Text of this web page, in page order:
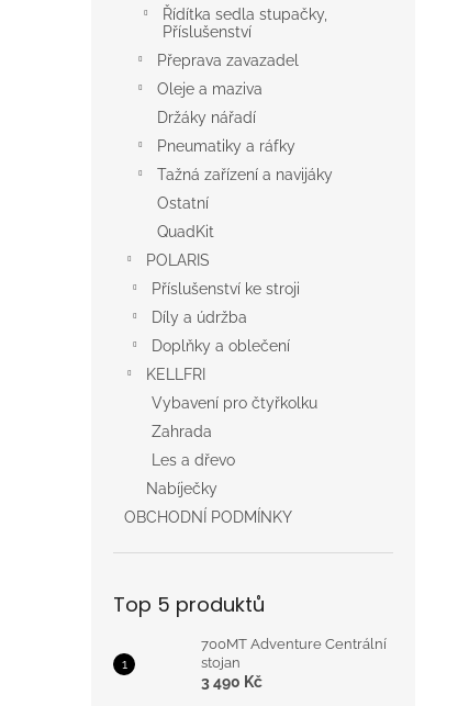
Řídítka sedla stupačky,
Příslušenství
Přeprava zavazadel
Oleje a maziva
Držáky nářadí
Pneumatiky a ráfky
Tažná zařízení a navijáky
Ostatní
QuadKit
POLARIS
Příslušenství ke stroji
Díly a údržba
Doplňky a oblečení
KELLFRI
Vybavení pro čtyřkolku
Zahrada
Les a dřevo
Nabíječky
OBCHODNÍ PODMÍNKY
Top 5 produktů
700MT Adventure Centrální
stojan
3 490 Kč